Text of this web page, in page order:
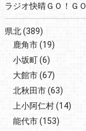
ラジオ快晴ＧＯ！Ｇ
県北(389)
鹿角市(19)
小坂町(6)
大館市(67)
北秋田市(63)
上小阿仁村(14)
能代市(153)